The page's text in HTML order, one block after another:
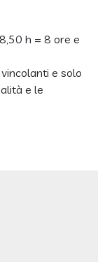
h = 8 ore e
e solo
e le